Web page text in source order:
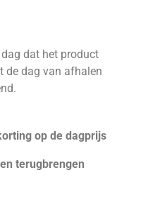
dat het product
de dag van afhalen
op de dagprijs
terugbrengen